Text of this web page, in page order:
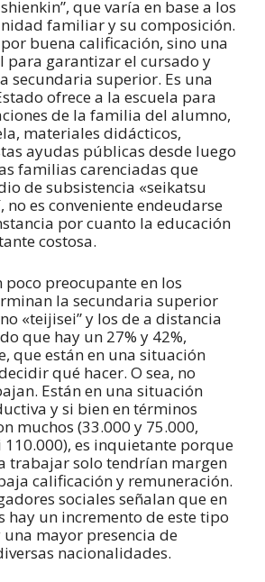
que varía en base a los
familiar y su composición.
buena calificación, sino una
para garantizar el cursado y
secundaria superior. Es una
ofrece a la escuela para
de la familia del alumno,
materiales didácticos,
ayudas públicas desde luego
familias carenciadas que
de subsistencia «seikatsu
no es conveniente endeudarse
por cuanto la educación
costosa.
poco preocupante en los
la secundaria superior
«teijisei” y los de a distancia
que hay un 27% y 42%,
que están en una situación
qué hacer. O sea, no
Están en una situación
y si bien en términos
muchos (33.000 y 75.000,
es inquietante porque
trabajar solo tendrían margen
calificación y remuneración.
sociales señalan que en
hay un incremento de este tipo
mayor presencia de
nacionalidades.